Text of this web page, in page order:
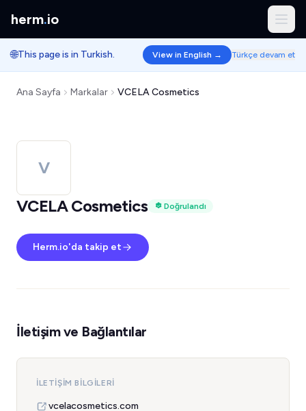
herm.io
🌐This page is in Turkish. View in English → Türkçe devam et
Ana Sayfa Markalar VCELA Cosmetics
V
VCELA Cosmetics
Doğrulandı
Herm.io'da takip et
İletişim ve Bağlantılar
İLETIŞIM BILGILERI
vcelacosmetics.com